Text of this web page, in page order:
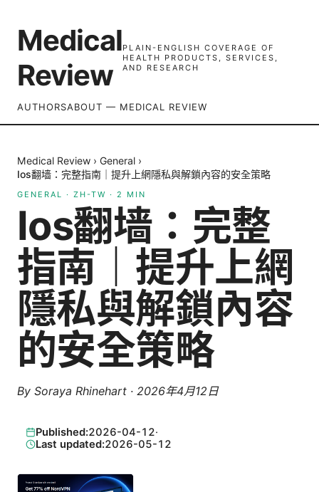
Medical
Review
PLAIN-ENGLISH COVERAGE OF
HEALTH PRODUCTS, SERVICES,
AND RESEARCH
AUTHORSABOUT — MEDICAL REVIEW
Medical Review › General ›
Ios翻墙：完整指南｜提升上網隱私與解鎖內容的安全策略
GENERAL · ZH-TW · 2 MIN
Ios翻墙：完整
指南｜提升上網
隱私與解鎖內容
的安全策略
By Soraya Rhinehart · 2026年4月12日
Published:2026-04-12·
Last updated:2026-05-12